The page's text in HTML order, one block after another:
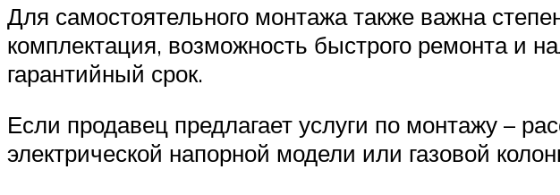
Для самостоятельного монтажа также важна
комплектация, возможность быстрого ремонта и
гарантийный срок.
Если продавец предлагает услуги по монтажу –
электрической напорной модели или газовой